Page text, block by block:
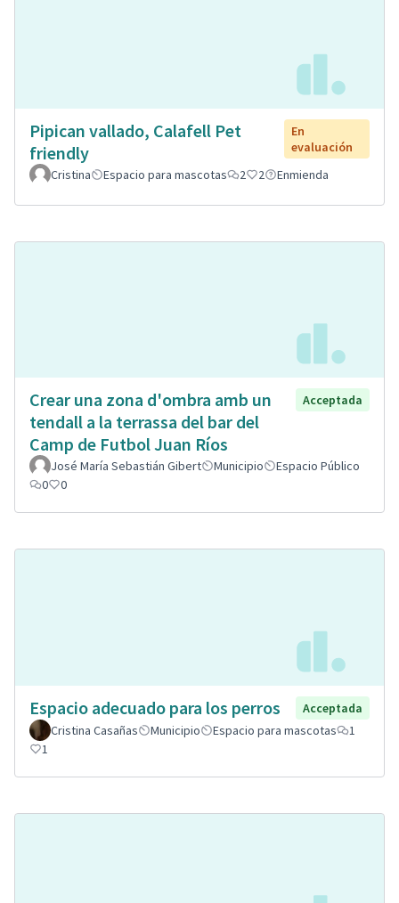
Pipican vallado, Calafell Pet
friendly
En
evaluación
Cristina
Espacio para mascotas 2 2 Enmienda
Crear una zona d'ombra amb un
tendall a la terrassa del bar del
Camp de Futbol Juan Ríos
Acceptada
José María Sebastián Gibert Municipio
Espacio Público
0
0
Espacio adecuado para los perros
Acceptada
Cristina Casañas
Municipio Espacio para mascotas
1
1